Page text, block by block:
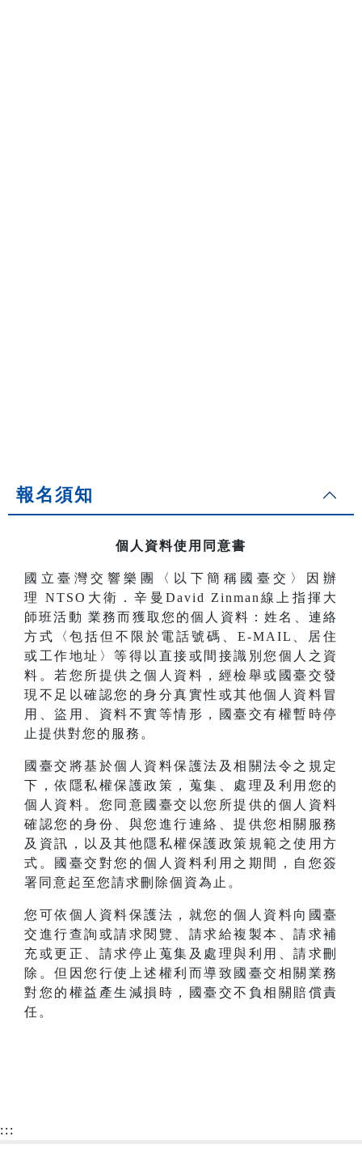
報名須知
個人資料使用同意書
國立臺灣交響樂團〈以下簡稱國臺交〉因辦
理
NTSO大衛．辛曼David Zinman線上指揮大
師班活動 業務而獲取您的個人資料：姓名、連絡
方式〈包括但不限於電話號碼、E-MAIL、居住
或工作地址〉等得以直接或間接識別您個人之資
料。若您所提供之個人資料，經檢舉或國臺交發
現不足以確認您的身分真實性或其他個人資料冒
用、盜用、資料不實等情形，國臺交有權暫時停
止提供對您的服務。
國臺交將基於個人資料保護法及相關法令之規定
下，依隱私權保護政策，蒐集、處理及利用您的
個人資料。您同意國臺交以您所提供的個人資料
確認您的身份、與您進行連絡、提供您相關服務
及資訊，以及其他隱私權保護政策規範之使用方
式。國臺交對您的個人資料利用之期間，自您簽
署同意起至您請求刪除個資為止。
您可依個人資料保護法，就您的個人資料向國臺
交進行查詢或請求閱覽、請求給複製本、請求補
充或更正、請求停止蒐集及處理與利用、請求刪
除。但因您行使上述權利而導致國臺交相關業務
對您的權益產生減損時，國臺交不負相關賠償責
任。
:::